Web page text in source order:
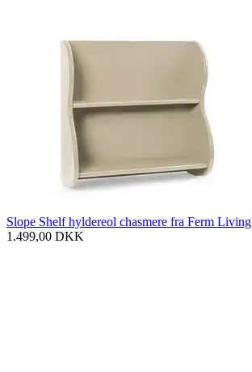
Slope Shelf hyldereol chasmere fra Ferm Living
1.499,00 DKK